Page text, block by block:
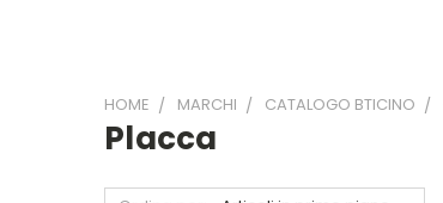
HOME MARCHI CATALOGO BTICINO
Placca